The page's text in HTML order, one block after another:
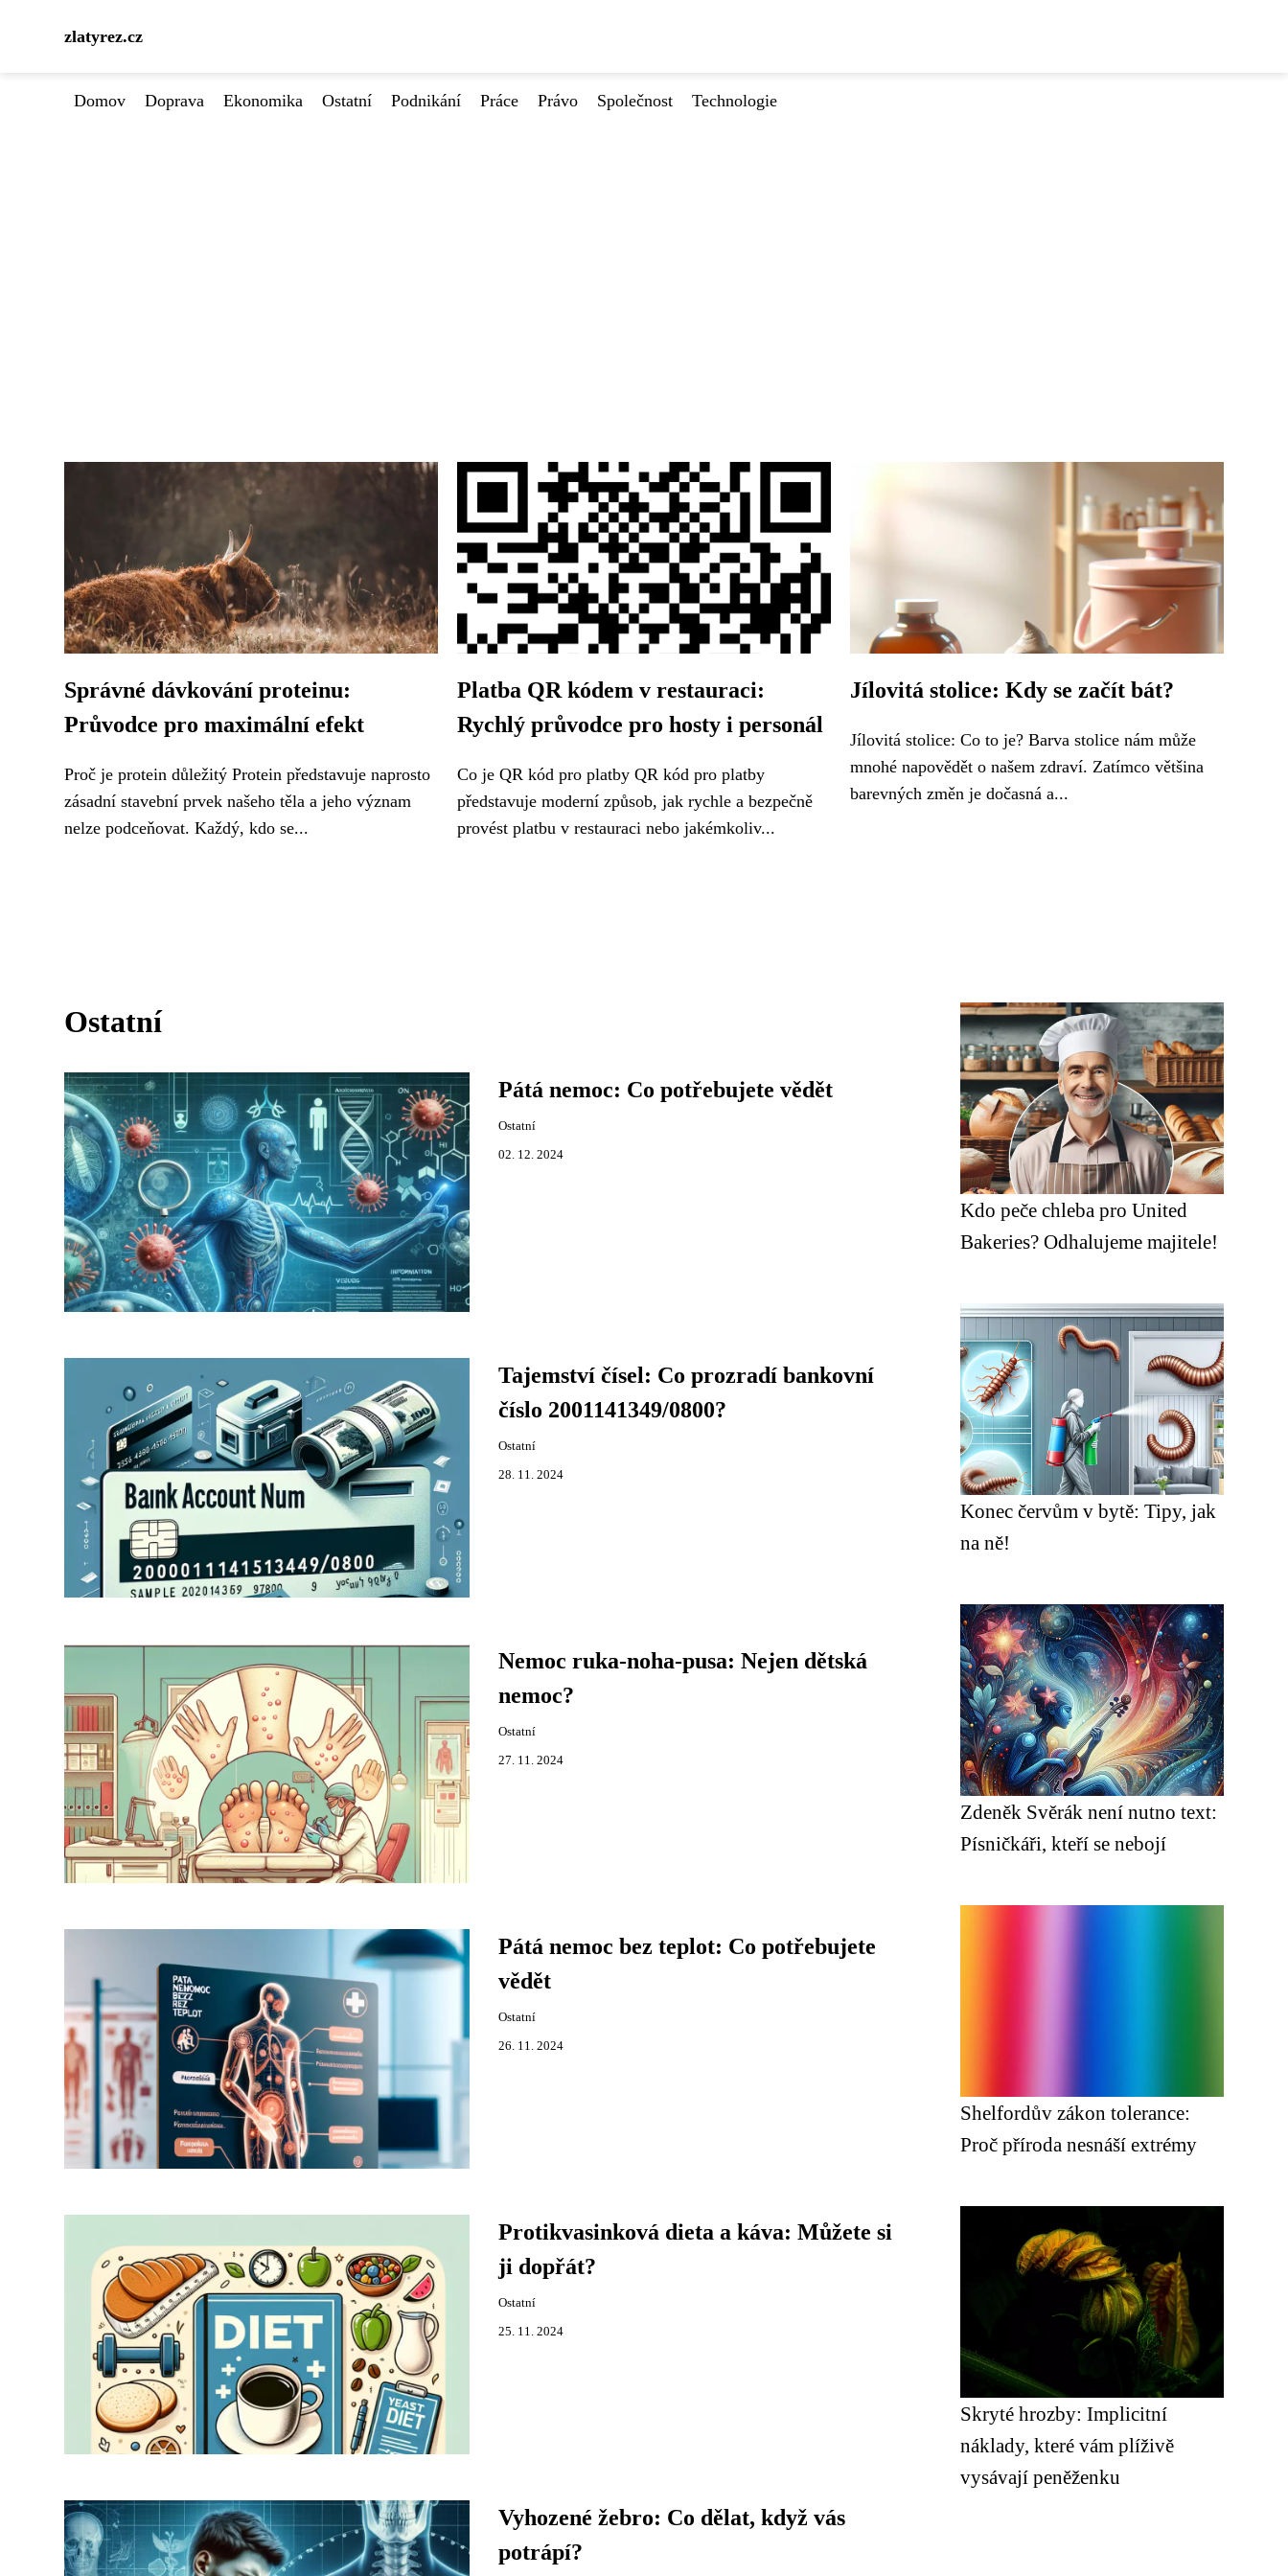
zlatyrez.cz
Domov Doprava Ekonomika Ostatní Podnikání Práce Právo Společnost Technologie
Správné dávkování proteinu:
Průvodce pro maximální efekt
Proč je protein důležitý Protein představuje naprosto
zásadní stavební prvek našeho těla a jeho význam
nelze podceňovat. Každý, kdo se...
Platba QR kódem v restauraci:
Rychlý průvodce pro hosty i personál
Co je QR kód pro platby QR kód pro platby
představuje moderní způsob, jak rychle a bezpečně
provést platbu v restauraci nebo jakémkoliv...
Jílovitá stolice: Kdy se začít bát?
Jílovitá stolice: Co to je? Barva stolice nám může
mnohé napovědět o našem zdraví. Zatímco většina
barevných změn je dočasná a...
Ostatní
Pátá nemoc: Co potřebujete vědět
Ostatní
02. 12. 2024
Tajemství čísel: Co prozradí bankovní
číslo 2001141349/0800?
Ostatní
28. 11. 2024
Nemoc ruka-noha-pusa: Nejen dětská
nemoc?
Ostatní
27. 11. 2024
Pátá nemoc bez teplot: Co potřebujete
vědět
Ostatní
26. 11. 2024
Protikvasinková dieta a káva: Můžete si
ji dopřát?
Ostatní
25. 11. 2024
Vyhozené žebro: Co dělat, když vás
potrápí?
Kdo peče chleba pro United
Bakeries? Odhalujeme majitele!
Konec červům v bytě: Tipy, jak
na ně!
Zdeněk Svěrák není nutno text:
Písničkáři, kteří se nebojí
Shelfordův zákon tolerance:
Proč příroda nesnáší extrémy
Skryté hrozby: Implicitní
náklady, které vám plíživě
vysávají peněženku